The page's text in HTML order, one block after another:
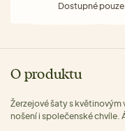
Dostupné
O produktu
Žerzejové šaty s
nošení i společenské chvíle.